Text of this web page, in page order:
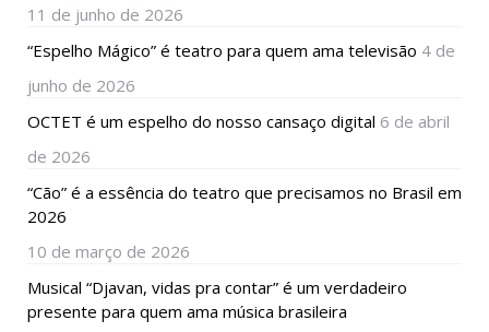
11 de junho de 2026
“Espelho Mágico” é teatro para quem ama televisão 4 de
junho de 2026
OCTET é um espelho do nosso cansaço digital 6 de abril
de 2026
“Cão” é a essência do teatro que precisamos no Brasil em
2026
10 de março de 2026
Musical “Djavan, vidas pra contar” é um verdadeiro
presente para quem ama música brasileira